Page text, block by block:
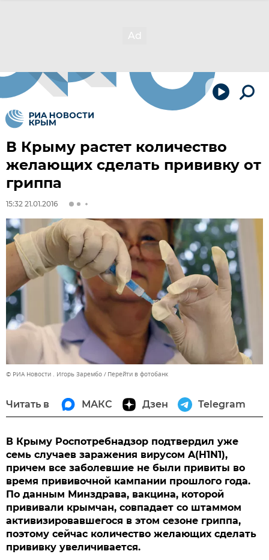
В Крыму растет количество
желающих сделать прививку от
гриппа
15:32 21.01.2016
© РИА Новости . Игорь Зарембо Перейти в фотобанк
Читать в МАКС Дзен Telegram
В Крыму Роспотребнадзор подтвердил уже
семь случаев заражения вирусом A(H1N1),
причем все заболевшие не были привиты во
время прививочной кампании прошлого года.
По данным Минздрава, вакцина, которой
прививали крымчан, совпадает со штаммом
активизировавшегося в этом сезоне гриппа,
поэтому сейчас количество желающих сделать
прививку увеличивается.